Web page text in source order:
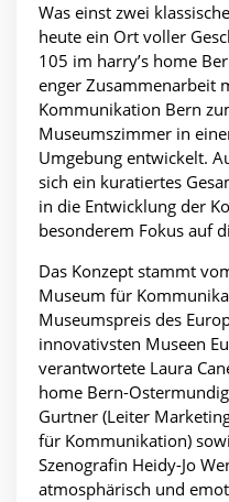
Was einst zwei
heute ein Ort voller
105 im harry’s home
enger Zusammenarbeit
Kommunikation Bern
Museumszimmer in
Umgebung entwickelt.
sich ein kuratiertes
in die Entwicklung der
besonderem Fokus auf
Das Konzept stammt
Museum für
Museumspreis des
innovativsten Museen
verantwortete Laura
home Bern-
Gurtner (Leiter
für Kommunikation)
Szenografin Heidy-Jo
atmosphärisch und